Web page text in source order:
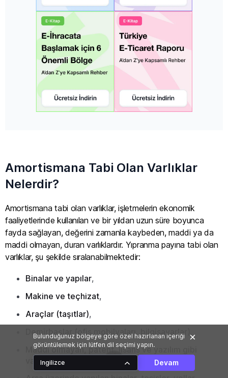
Bulunduğunuz bölgeye göre özel hazırlanan içeriği
görüntülemek için lütfen dil seçimi yapın.
Ingilizce Devam
Amortismana Tabi Olan Varlıklar
Nelerdir?
Amortismana tabi olan varlıklar, işletmelerin ekonomik
faaliyetlerinde kullanılan ve bir yıldan uzun süre boyunca
fayda sağlayan, değerini zamanla kaybeden, maddi ya da
maddi olmayan, duran varlıklardır. Yıpranma payına tabi olan
varlıklar, şu şekilde sıralanabilmektedir:
Binalar ve yapılar,
Makine ve teçhizat,
Araçlar (taşıtlar),
Demirbaşlar (ofis mobilyaları, bilgisayarlar)
Maddi olmayan, patent, lisans ve yazılım gibi
varlıklar,